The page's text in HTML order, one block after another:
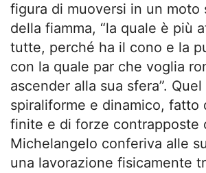
figura di muoversi in un moto
della fiamma, “la quale è più
tutte, perché ha il cono e la
con la quale par che voglia
ascender alla sua sfera”.
spiraliforme e dinamico, fatto
finite e di forze contrapposte
Michelangelo conferiva alle
una lavorazione fisicamente